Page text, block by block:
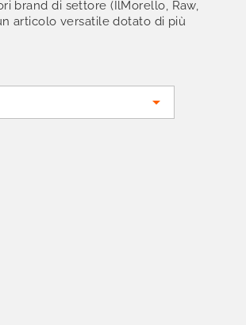
brand di settore (IlMorello, Raw,
articolo versatile dotato di più
